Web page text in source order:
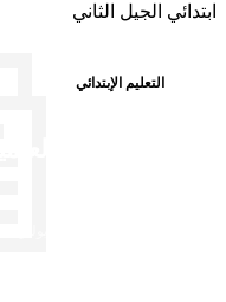
ابتدائي الجيل الثاني
التعليم الإبتدائي